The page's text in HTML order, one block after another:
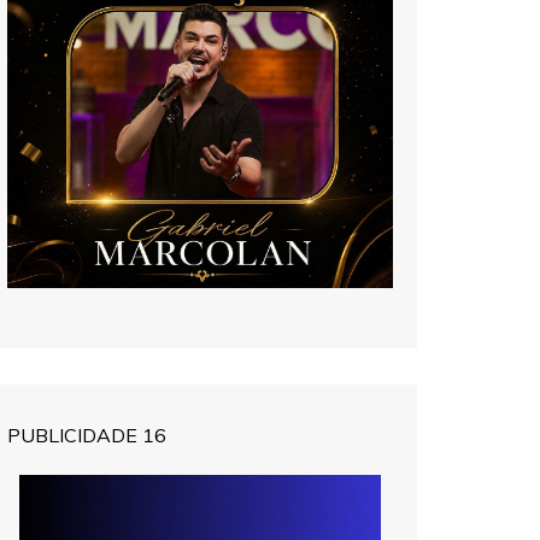
PUBLICIDADE 16